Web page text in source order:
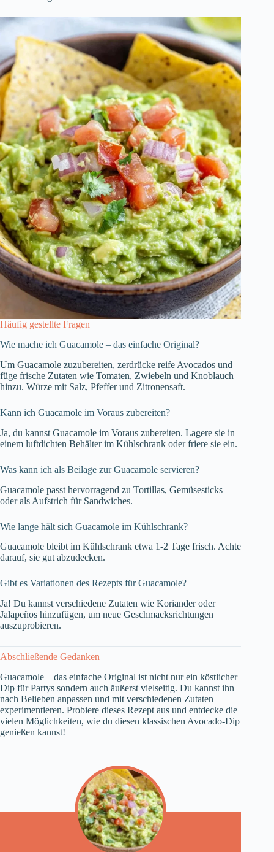
Häufig gestellte Fragen
Wie mache ich Guacamole – das einfache Original?
Um Guacamole zuzubereiten, zerdrücke reife Avocados und
füge frische Zutaten wie Tomaten, Zwiebeln und Knoblauch
hinzu. Würze mit Salz, Pfeffer und Zitronensaft.
Kann ich Guacamole im Voraus zubereiten?
Ja, du kannst Guacamole im Voraus zubereiten. Lagere sie in
einem luftdichten Behälter im Kühlschrank oder friere sie ein.
Was kann ich als Beilage zur Guacamole servieren?
Guacamole passt hervorragend zu Tortillas, Gemüsesticks
oder als Aufstrich für Sandwiches.
Wie lange hält sich Guacamole im Kühlschrank?
Guacamole bleibt im Kühlschrank etwa 1-2 Tage frisch. Achte
darauf, sie gut abzudecken.
Gibt es Variationen des Rezepts für Guacamole?
Ja! Du kannst verschiedene Zutaten wie Koriander oder
Jalapeños hinzufügen, um neue Geschmacksrichtungen
auszuprobieren.
Abschließende Gedanken
Guacamole – das einfache Original ist nicht nur ein köstlicher
Dip für Partys sondern auch äußerst vielseitig. Du kannst ihn
nach Belieben anpassen und mit verschiedenen Zutaten
experimentieren. Probiere dieses Rezept aus und entdecke die
vielen Möglichkeiten, wie du diesen klassischen Avocado-Dip
genießen kannst!